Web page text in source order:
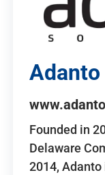
Founded in
Delaware
2014, Adanto